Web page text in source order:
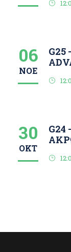
06
ΝΟΈ
30
ΟΚΤ